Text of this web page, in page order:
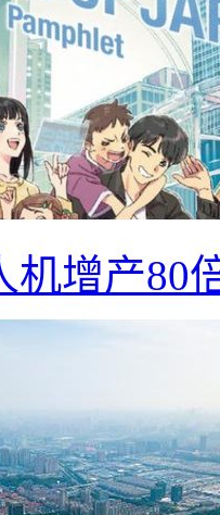
机增产80